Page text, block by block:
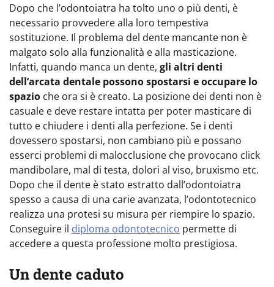
Dopo che l’odontoiatra ha tolto uno o più denti, è
necessario provvedere alla loro tempestiva
sostituzione. Il problema del dente mancante non è
malgato solo alla funzionalità e alla masticazione.
Infatti, quando manca un dente, gli altri denti
dell’arcata dentale possono spostarsi e occupare lo
spazio che ora si è creato. La posizione dei denti non è
casuale e deve restare intatta per poter masticare di
tutto e chiudere i denti alla perfezione. Se i denti
dovessero spostarsi, non cambiano più e possano
esserci problemi di malocclusione che provocano click
mandibolare, mal di testa, dolori al viso, bruxismo etc.
Dopo che il dente è stato estratto dall’odontoiatra
spesso a causa di una carie avanzata, l’odontotecnico
realizza una protesi su misura per riempire lo spazio.
Conseguire il diploma odontotecnico permette di
accedere a questa professione molto prestigiosa.
Un dente caduto